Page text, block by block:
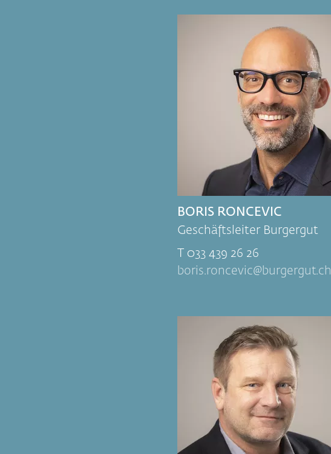
BORIS RONCEVIC
Geschäftsleiter Burgergut
T 033 439 26 26
boris.roncevic
burgergut.ch